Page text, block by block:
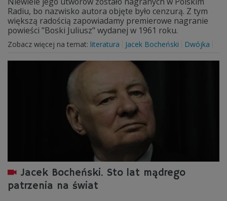
Radiu, bo nazwisko autora objęte było cenzurą. Z tym
większą radością zapowiadamy premierowe nagranie
powieści "Boski Juliusz" wydanej w 1961 roku.
Zobacz więcej na temat: literatura Jacek Bocheński Dwójka
Jacek Bocheński. Sto lat mądrego
patrzenia na świat